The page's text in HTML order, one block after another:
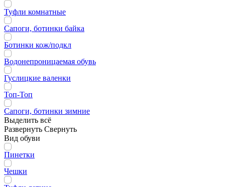
Туфли комнатные
Сапоги, ботинки байка
Ботинки кож/подкл
Водонепроницаемая обувь
Гуслицкие валенки
Топ-Топ
Сапоги, ботинки зимние
Выделить всё
Развернуть Свернуть
Вид обуви
Пинетки
Чешки